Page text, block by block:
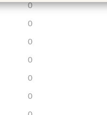
0
0
0
0
0
0